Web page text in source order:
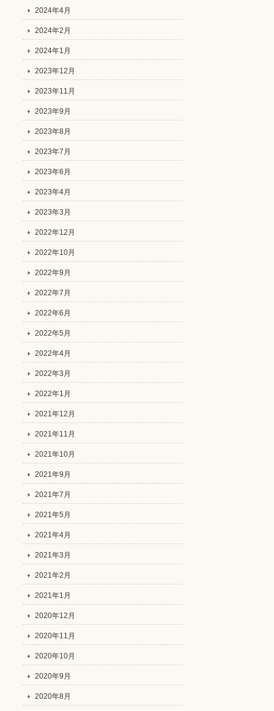
2024年4月
2024年2月
2024年1月
2023年12月
2023年11月
2023年9月
2023年8月
2023年7月
2023年6月
2023年4月
2023年3月
2022年12月
2022年10月
2022年9月
2022年7月
2022年6月
2022年5月
2022年4月
2022年3月
2022年1月
2021年12月
2021年11月
2021年10月
2021年9月
2021年7月
2021年5月
2021年4月
2021年3月
2021年2月
2021年1月
2020年12月
2020年11月
2020年10月
2020年9月
2020年8月